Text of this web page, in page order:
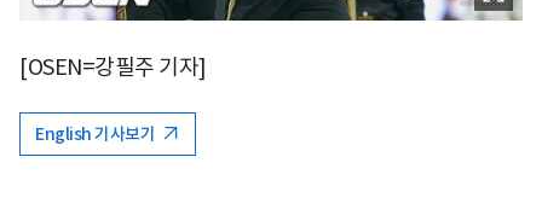
[OSEN=강필주 기자]
English 기사보기